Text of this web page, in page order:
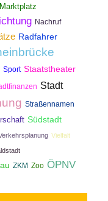
Marktplatz
Nachruf
Radfahrer
Sport Staatstheater
Stadt
Straßennamen
Südstadt
Vielfalt
ZKM Zoo ÖPNV